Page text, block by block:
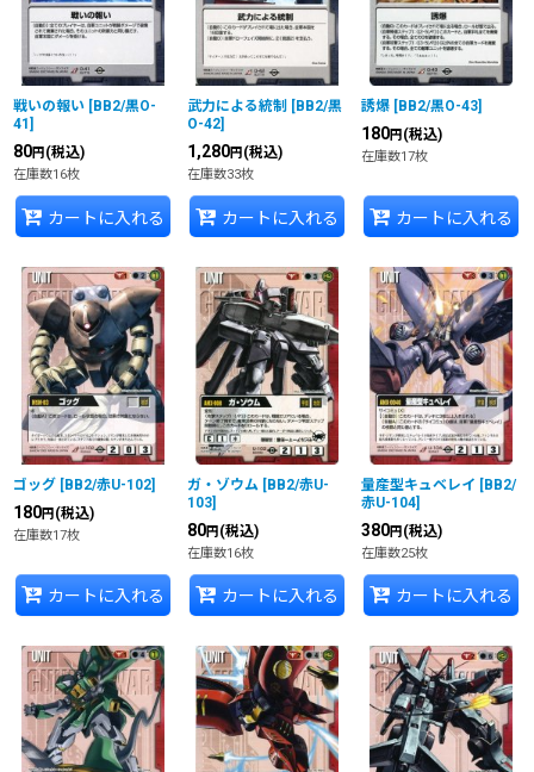
戦いの報い [BB2/黒O-
41 ]
80円 (税込)
在庫数16枚
カートに入れる
武力による統制 [BB2/黒
O-42]
1,280円 (税込)
在庫数33枚
カートに入れる
誘爆 [BB2/黒O-43]
180円 (税込)
在庫数17枚
カートに入れる
ゴッグ [BB2/赤U-102]
180円 (税込)
在庫数17枚
カートに入れる
ガ・ゾウム [BB2/赤U-
103]
80円 (税込)
在庫数16枚
カートに入れる
量産型キュベレイ [BB2/
赤U-104]
380円 (税込)
在庫数25枚
カートに入れる